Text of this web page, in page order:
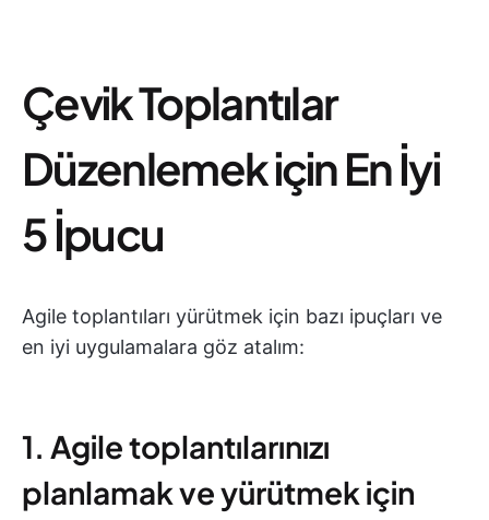
Çevik Toplantılar
Düzenlemek için En İyi
5 İpucu
Agile toplantıları yürütmek için bazı ipuçları ve
en iyi uygulamalara göz atalım:
1. Agile toplantılarınızı
planlamak ve yürütmek için